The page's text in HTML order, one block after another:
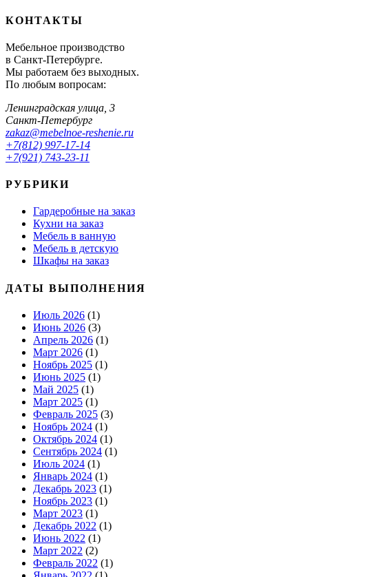
КОНТАКТЫ
Мебельное производство
в Санкт-Петербурге.
Мы работаем без выходных.
По любым вопросам:
Ленинградская улица, 3
Санкт-Петербург
zakaz@mebelnoe-reshenie.ru
+7(812) 997-17-14
+7(921) 743-23-11
РУБРИКИ
Гардеробные на заказ
Кухни на заказ
Мебель в ванную
Мебель в детскую
Шкафы на заказ
ДАТЫ ВЫПОЛНЕНИЯ
Июль 2026 (1)
Июнь 2026 (3)
Апрель 2026 (1)
Март 2026 (1)
Ноябрь 2025 (1)
Июнь 2025 (1)
Май 2025 (1)
Март 2025 (1)
Февраль 2025 (3)
Ноябрь 2024 (1)
Октябрь 2024 (1)
Сентябрь 2024 (1)
Июль 2024 (1)
Январь 2024 (1)
Декабрь 2023 (1)
Ноябрь 2023 (1)
Март 2023 (1)
Декабрь 2022 (1)
Июнь 2022 (1)
Март 2022 (2)
Февраль 2022 (1)